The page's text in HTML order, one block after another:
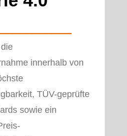
innerhalb von
TÜV-geprüfte
sowie ein